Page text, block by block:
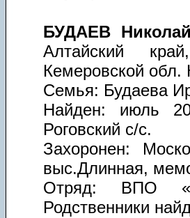
БУДАЕВ
Алтайский
Кемеровской обл.
Семья: Будаева
Найден: июль
Роговский с/с.
Захоронен:
выс.Длинная,
Отряд: ВПО
Родственники